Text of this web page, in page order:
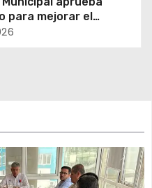
para mejorar el
público del sector El